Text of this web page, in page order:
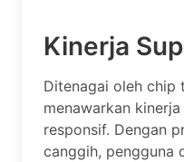
Kinerja
Ditenagai oleh chip
menawarkan
responsif. Dengan
canggih, pengguna